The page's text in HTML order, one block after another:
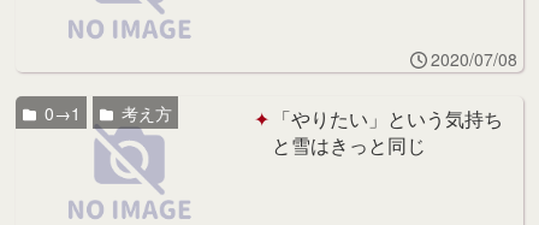
2020/07/08
「やりたい」という気持ち
と雪はきっと同じ
0→1 考え方